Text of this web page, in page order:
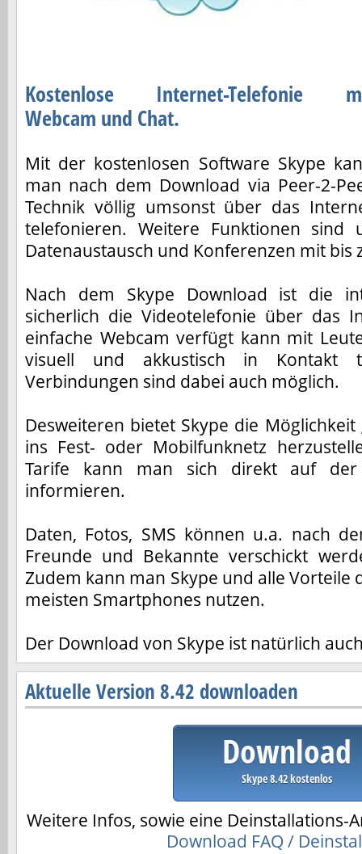
Kostenlose Internet-Telefonie
Webcam und Chat.
Mit der kostenlosen Software Skype
man nach dem Download via Peer-2-
Technik völlig umsonst über das
telefonieren. Weitere Funktionen sind
Datenaustausch und Konferenzen mit bis
Nach dem Skype Download ist die
sicherlich die Videotelefonie über das
einfache Webcam verfügt kann mit
visuell und akkustisch in Kontakt
Verbindungen sind dabei auch möglich.
Desweiteren bietet Skype die
ins Fest- oder Mobilfunknetz
Tarife kann man sich direkt auf der
informieren.
Daten, Fotos, SMS können u.a. nach
Freunde und Bekannte verschickt
Zudem kann man Skype und alle Vorteile
meisten Smartphones nutzen.
Der Download von Skype ist natürlich
Aktuelle Version 8.42 downloaden
Download
Skype 8.42 kostenlos
Weitere Infos, sowie eine Deinstallations-
Download FAQ /